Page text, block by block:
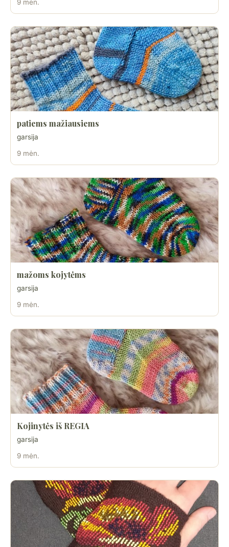
9 mėn.
patiems mažiausiems
garsija
9 mėn.
mažoms kojytėms
garsija
9 mėn.
Kojinytės iš REGIA
garsija
9 mėn.